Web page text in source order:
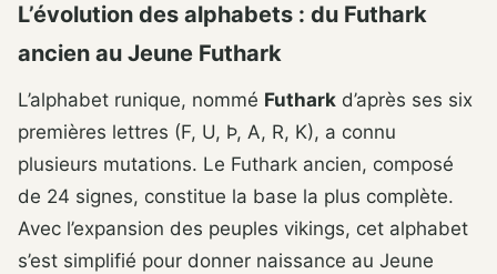
L’évolution des alphabets : du Futhark
ancien au Jeune Futhark
L’alphabet runique, nommé Futhark d’après ses six
premières lettres (F, U, Þ, A, R, K), a connu
plusieurs mutations. Le Futhark ancien, composé
de 24 signes, constitue la base la plus complète.
Avec l’expansion des peuples vikings, cet alphabet
s’est simplifié pour donner naissance au Jeune